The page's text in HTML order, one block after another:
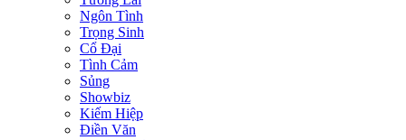
Ngôn Tình
Trọng Sinh
Cổ Đại
Tình Cảm
Sủng
Showbiz
Kiếm Hiệp
Điền Văn